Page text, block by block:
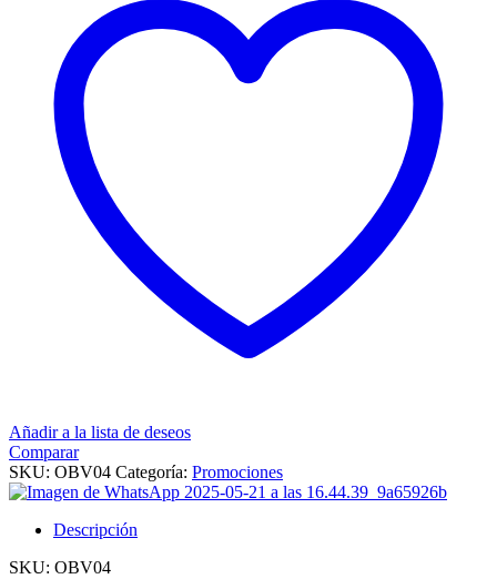
Añadir a la lista de deseos
Comparar
SKU: OBV04 Categoría: Promociones
Descripción
SKU: OBV04